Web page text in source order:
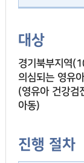
대상
경기북부지역
의심되는 영유
(영유아 건강검
아동)
진행 절차